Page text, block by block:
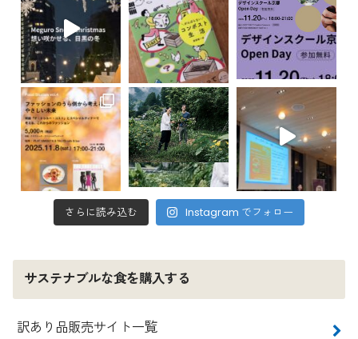
さらに読み込む Instagram でフォロー
サステナブルな食を購入する
訳あり品販売サイト一覧